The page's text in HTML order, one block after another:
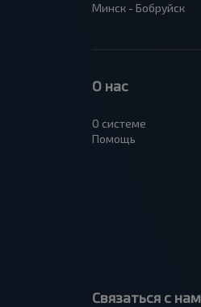
Минск - Бобруйск
О нас
О системе
Помощь
Связаться с